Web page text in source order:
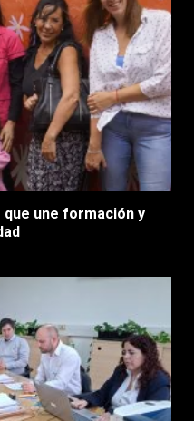
que une formación y